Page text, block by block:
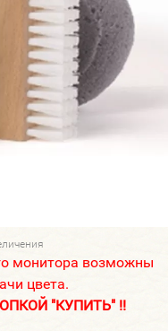
монитора возможны
цвета.
"КУПИТЬ" !!